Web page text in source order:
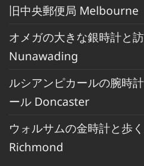
旧中央郵便局 Melbourne
オメガの大きな銀時計と
Nunawading
ルシアンピカールの腕時
ール Doncaster
ウォルサムの金時計と歩
Richmond